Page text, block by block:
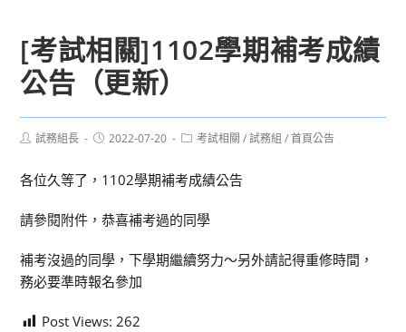
[考試相關]1102學期補考成績
公告（更新）
Post試務組長
Post2022-07-20
Post考試相關 / 試務組 / 首頁公告
各位久等了，1102學期補考成績公告
請參閱附件，恭喜補考過的同學
補考沒過的同學，下學期繼續努力～另外請記得重修時間，
務必要準時報名參加
Post Views: 262